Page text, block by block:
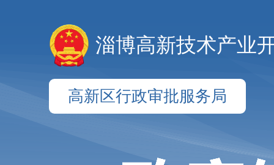
淄博高新技术产业
高新区行政审批服务局